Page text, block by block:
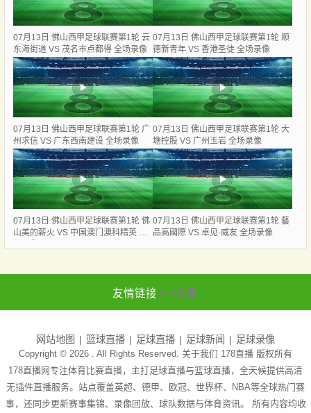
07月13日 佛山西甲足球联赛第1轮 云
东海街道 VS 茂名市点都得 全场录像
07月13日 佛山西甲足球联赛第1轮 顺
德新青年 VS 香港圣徒 全场录像
07月13日 佛山西甲足球联赛第1轮 广
州求信 VS 广东西南建设 全场录像
07月13日 佛山西甲足球联赛第1轮 大
塘控股 VS 广州玉岩 全场录像
07月13日 佛山西甲足球联赛第1轮 佛
山美的薪火 VS 中国澳门澳科精英 全
07月13日 佛山西甲足球联赛第1轮 藝
品高國際 VS 卓见·威友 全场录像
友情链接 178直播
网站地图 篮球直播 足球直播 足球新闻 足球录像
Copyright © 2026 . All Rights Reserved. 关于我们 178直播 版权所有
178直播网专注体育比赛直播，主打足球直播与篮球直播，全天候提供高清
无插件直播服务。站点覆盖英超、德甲、欧冠、世界杯、NBA等全球热门赛
事，还同步更新赛事集锦、录像回放、球队数据与体育资讯。 所有内容均收